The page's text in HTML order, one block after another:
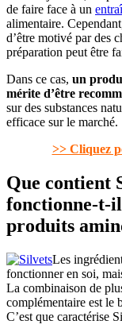
de faire face à un
alimentaire.
d’être motivé par des
préparation peut être
Dans ce cas, un
mérite d’être
sur des substances
efficace sur le marché.
>> Cliquez
Que contient
fonctionne-t-
produits
Les
fonctionner en soi,
La combinaison de
complémentaire est le
C’est que caractérise